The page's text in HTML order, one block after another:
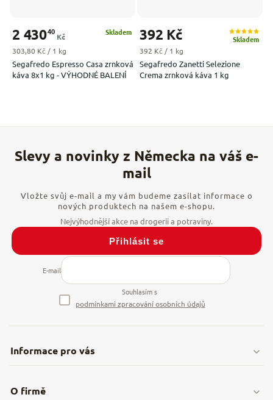
Segafredo Espresso Casa zrnková
káva 8x1 kg - VÝHODNÉ BALENÍ
Skladem
2 43040
Kč
Měrná cena:
303,80 Kč / 1 kg
Segafredo Zanetti Selezione
Crema zrnková káva 1 kg
Skladem
392 Kč
Měrná cena:
392 Kč / 1 kg
Informace pro vás
Vložte svůj e-mail a my vám budeme zasílat informace o
nových produktech na našem e-shopu.
E-mail
Souhlasím s
podmínkami zpracování osobních údajů
Přihlásit se
O firmě